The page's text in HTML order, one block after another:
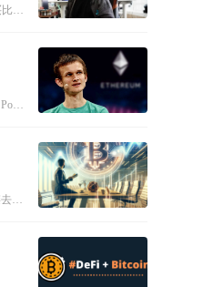
在我国境内没有合法渠道可以购买比特币等虚拟货币，所有使用人民币兑换、线上平台买卖虚拟币的行
POWR是澳大利亚区块链能源项目Powerledger的原生ERC-20代币，主打去中心化
NFT的交易渠道主要分为海外公链去中心化交易市场、垂直品类专项交易平台以及国内联盟链数字藏